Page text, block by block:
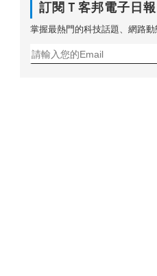
訂閱Ｔ客邦電子日報
掌握最熱門的科技話題、網路動